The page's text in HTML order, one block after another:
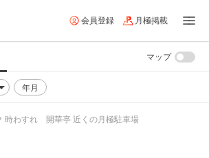
会員登録 月極掲載
年月
マップ
時わすれ 開華亭 近くの月極駐車場